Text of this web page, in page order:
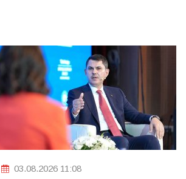
03.08.2026 11:08